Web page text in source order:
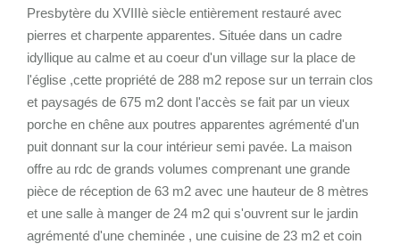
Presbytère du XVIIIè siècle entièrement restauré avec
pierres et charpente apparentes. Située dans un cadre
idyllique au calme et au coeur d'un village sur la place de
l'église ,cette propriété de 288 m2 repose sur un terrain clos
et paysagés de 675 m2 dont l'accès se fait par un vieux
porche en chêne aux poutres apparentes agrémenté d'un
puit donnant sur la cour intérieur semi pavée. La maison
offre au rdc de grands volumes comprenant une grande
pièce de réception de 63 m2 avec une hauteur de 8 mètres
et une salle à manger de 24 m2 qui s'ouvrent sur le jardin
agrémenté d'une cheminée , une cuisine de 23 m2 et coin